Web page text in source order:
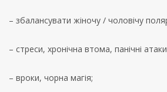
– збалансувати жіночу / чоловічу
– стреси, хронічна втома, панічні
– вроки, чорна магія;